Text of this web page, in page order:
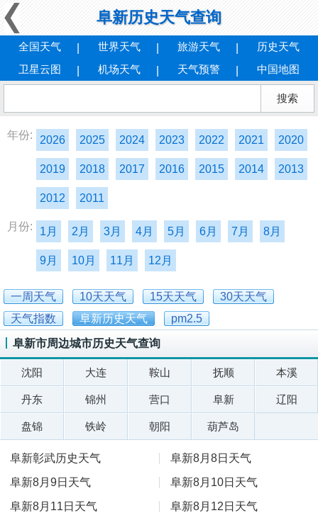
阜新历史天气查询
全国天气 世界天气 旅游天气
历史天气
卫星云图
机场天气 天气预警 中国地图
年份: 2026 2025 2024 2023 2022 2021 2020
2019 2018 2017 2016 2015 2014 2013
2012 2011
月份: 1月 2月 3月 4月 5月 6月 7月 8月
9月 10月 11月 12月
一周天气 10天天气 15天天气
30天天气
天气指数
阜新历史天气 pm2.5
阜新市周边城市历史天气查询
沈阳 大连 鞍山 抚顺 本溪
丹东 锦州 营口 阜新 辽阳
盘锦 铁岭 朝阳 葫芦岛
阜新彰武历史天气
阜新8月8日天气
阜新8月9日天气
阜新8月10日天气
阜新8月11日天气
阜新8月12日天气